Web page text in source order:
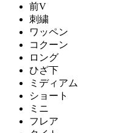
前V
刺繍
ワッペン
コクーン
ロング
ひざ下
ミディアム
ショート
ミニ
フレア